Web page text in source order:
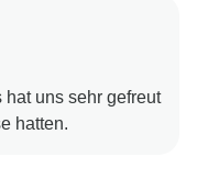
uns sehr gefreut